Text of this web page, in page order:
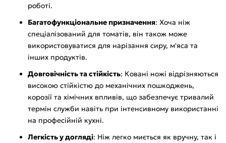
роботі.
Багатофункціональне призначення: Хоча ніж
спеціалізований для томатів, він також може
використовуватися для нарізання сиру, м'яса та
інших продуктів.
Довговічність та стійкість: Ковані ножі відрізняються
високою стійкістю до механічних пошкоджень,
корозії та хімічних впливів, що забезпечує тривалий
термін служби навіть при інтенсивному використанні
на професійній кухні.
Легкість у догляді: Ніж легко миється як вручну, так і